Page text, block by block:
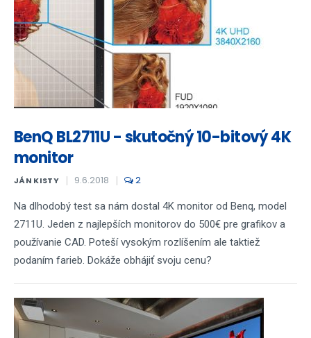
BenQ BL2711U - skutočný 10-bitový 4K
monitor
JÁN KISTY 9.6.2018 2
Na dlhodobý test sa nám dostal 4K monitor od Benq, model
2711U. Jeden z najlepších monitorov do 500€ pre grafikov a
používanie CAD. Poteší vysokým rozlíšením ale taktiež
podaním farieb. Dokáže obhájiť svoju cenu?